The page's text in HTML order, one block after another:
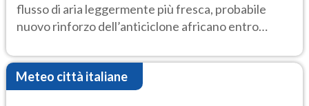
flusso di aria leggermente più fresca, probabile
nuovo rinforzo dell’anticiclone africano entro
Meteo città italiane